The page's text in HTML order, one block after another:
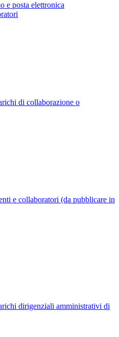
e posta elettronica
di collaborazione o
e collaboratori (da pubblicare in
dirigenziali amministrativi di